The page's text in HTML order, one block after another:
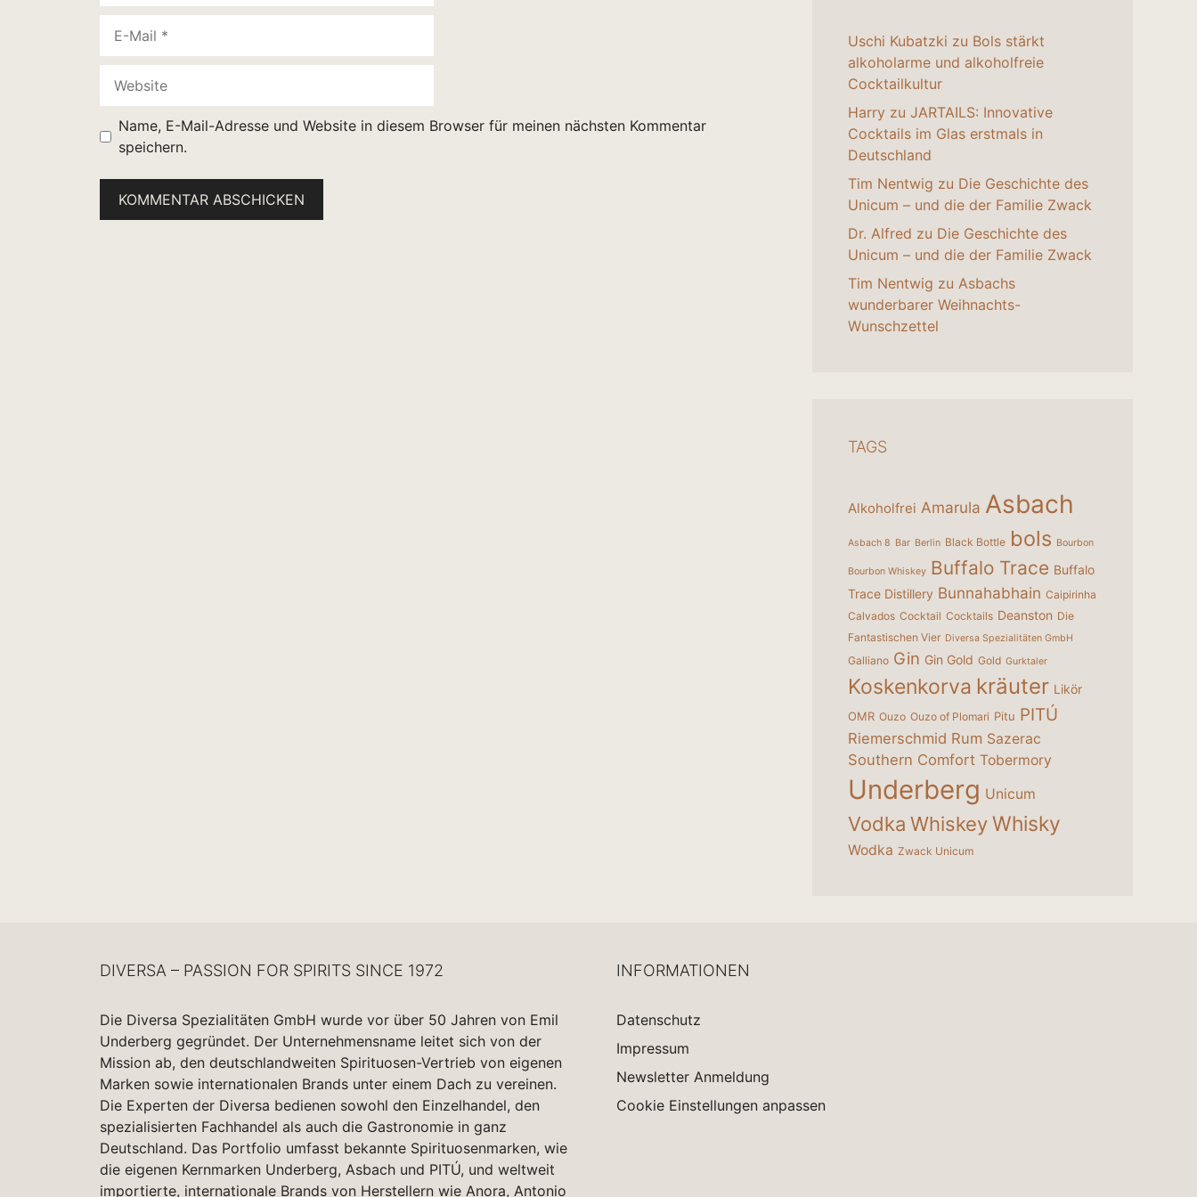
Mail
Name, E-Mail-Adresse und Website in diesem Browser für meinen nächsten Kommentar
speichern.
Uschi Kubatzki zu Bols stärkt
alkoholarme und alkoholfreie
Cocktailkultur
Harry zu JARTAILS: Innovative
Cocktails im Glas erstmals in
Deutschland
Tim Nentwig zu Die Geschichte des
Unicum – und die der Familie Zwack
Dr. Alfred zu Die Geschichte des
Unicum – und die der Familie Zwack
Tim Nentwig zu Asbachs
wunderbarer Weihnachts-
Wunschzettel
TAGS
Alkoholfrei Amarula Asbach
Asbach 8 Bar Berlin Black Bottle bols Bourbon
Bourbon Whiskey Buffalo Trace Buffalo
Trace Distillery Bunnahabhain Caipirinha
Calvados Cocktail Cocktails Deanston Die
Fantastischen Vier Diversa Spezialitäten GmbH
Galliano Gin Gin Gold Gold Gurktaler
Koskenkorva kräuter Likör
OMR Ouzo Ouzo of Plomari Pitu PITÚ
Riemerschmid Rum Sazerac
Southern Comfort Tobermory
Underberg Unicum
Vodka WhiskeyWhisky
Wodka Zwack Unicum
DIVERSA – PASSION FOR SPIRITS SINCE 1972
Die Diversa Spezialitäten GmbH wurde vor über 50 Jahren von Emil
Underberg gegründet. Der Unternehmensname leitet sich von der
Mission ab, den deutschlandweiten Spirituosen-Vertrieb von eigenen
Marken sowie internationalen Brands unter einem Dach zu vereinen.
Die Experten der Diversa bedienen sowohl den Einzelhandel, den
spezialisierten Fachhandel als auch die Gastronomie in ganz
Deutschland. Das Portfolio umfasst bekannte Spirituosenmarken, wie
die eigenen Kernmarken Underberg, Asbach und PITÚ, und weltweit
importierte, internationale Brands von Herstellern wie Anora, Antonio
INFORMATIONEN
Datenschutz
Impressum
Newsletter Anmeldung
Cookie Einstellungen anpassen